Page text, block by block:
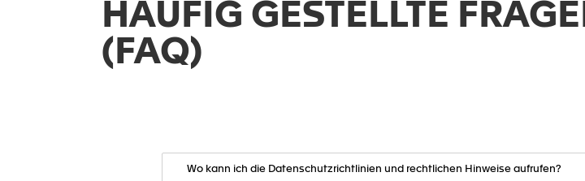
HÄUFIG GESTELLTE
(FAQ)